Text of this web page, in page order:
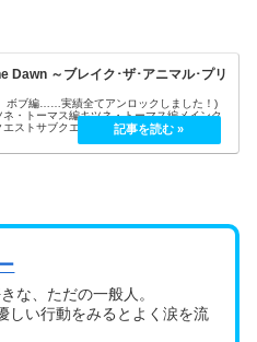
Dawn ～ブレイク･ザ･アニマル･プリ
ボブ編……実績全てアンロックしました！)
ネ・トーマス編キツネ・トーマス編メインク
ストサブクエスト散髪屋クエスト隊長クエ
ット：クエストシャープファング：クエスト
ー：クエストパンサ...
な、ただの一般人。
しい行動をみるとよく涙を流